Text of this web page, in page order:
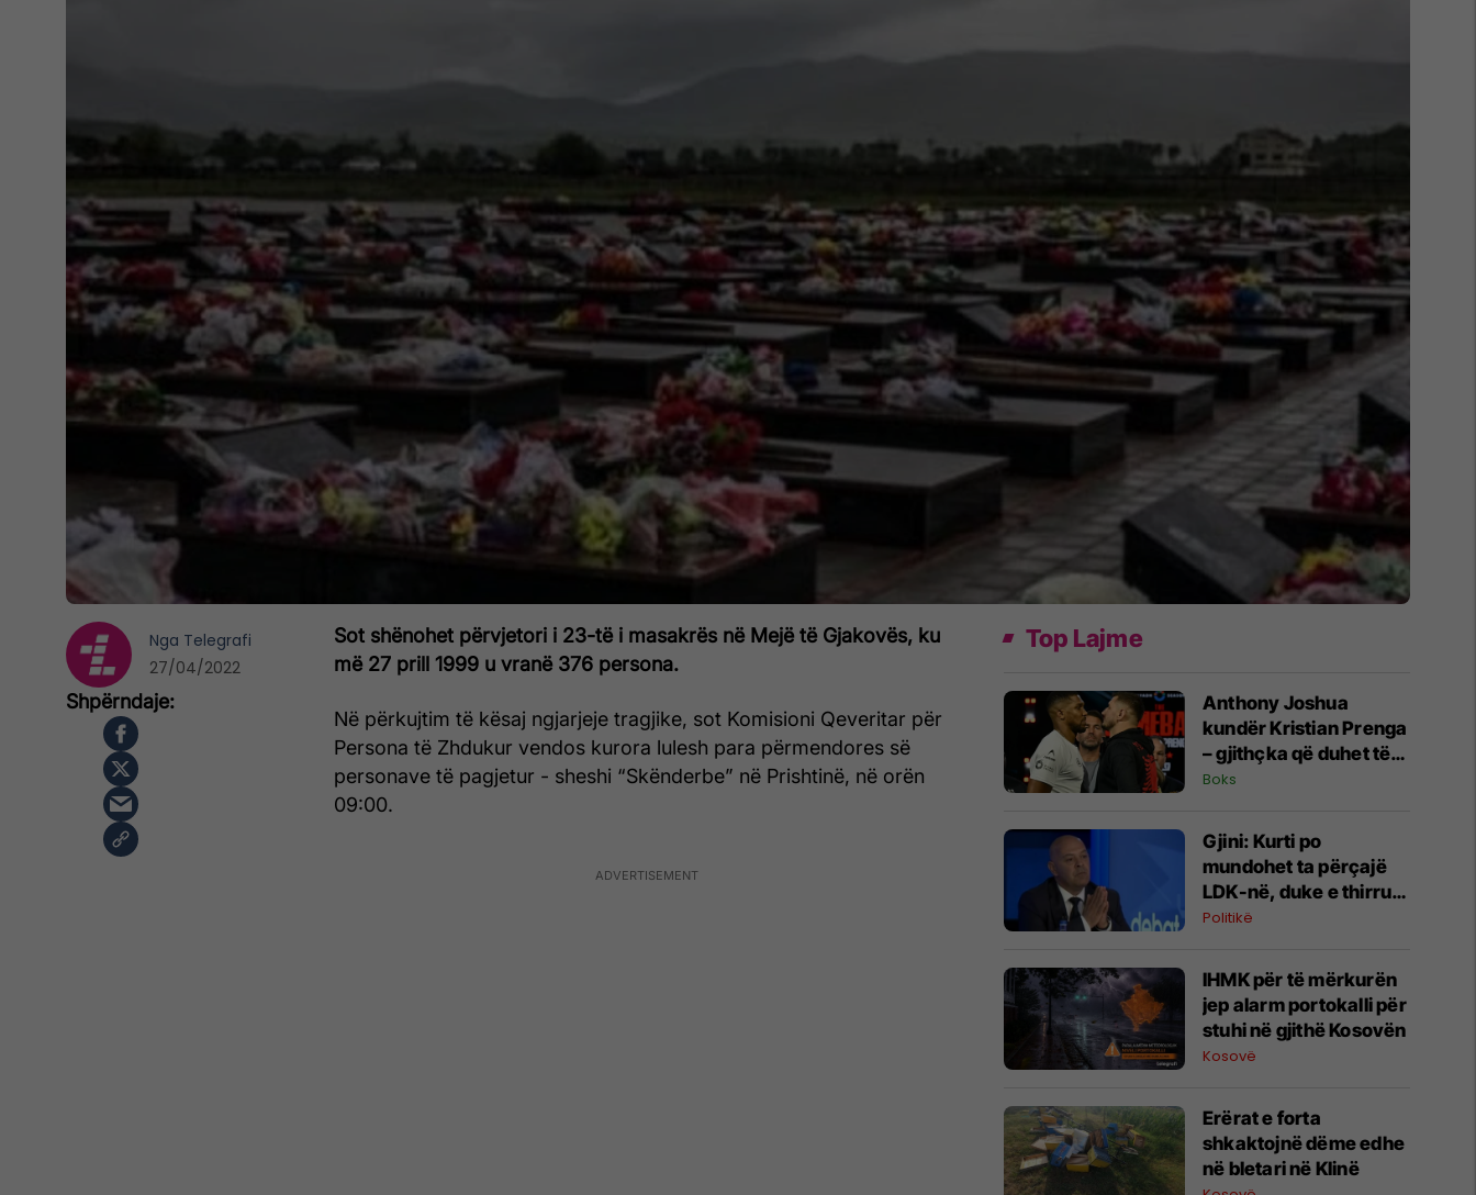
Sot shënohet përvjetori i 23-të i masakrës në Mejë të Gjakovës, ku
më 27 prill 1999 u vranë 376 persona.
Në përkujtim të kësaj ngjarjeje tragjike, sot Komisioni Qeveritar për
Persona të Zhdukur vendos kurora lulesh para përmendores së
personave të pagjetur - sheshi “Skënderbe” në Prishtinë, në orën
09:00.
Nga Telegrafi
27/04/2022
Top Lajme
Anthony Joshua
kundër Kristian Prenga
– gjithçka që duhet të
dini për superduelin në
Boks
Gjini: Kurti po
mundohet ta përçajë
LDK-në, duke e thirrur
në bashkëqeverisje
Politikë
​IHMK për të mërkurën
jep alarm portokalli për
stuhi në gjithë Kosovën
Kosovë
Erërat e forta
shkaktojnë dëme edhe
në bletari në Klinë